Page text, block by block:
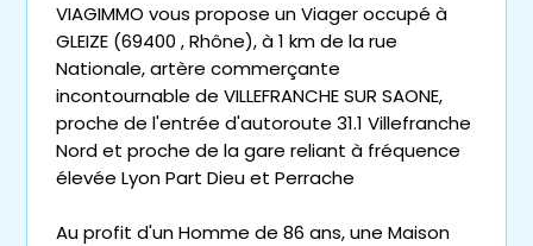
VIAGIMMO vous propose un Viager occupé à
GLEIZE (69400 , Rhône), à 1 km de la rue
Nationale, artère commerçante
incontournable de VILLEFRANCHE SUR SAONE,
proche de l'entrée d'autoroute 31.1 Villefranche
Nord et proche de la gare reliant à fréquence
élevée Lyon Part Dieu et Perrache
Au profit d'un Homme de 86 ans, une Maison